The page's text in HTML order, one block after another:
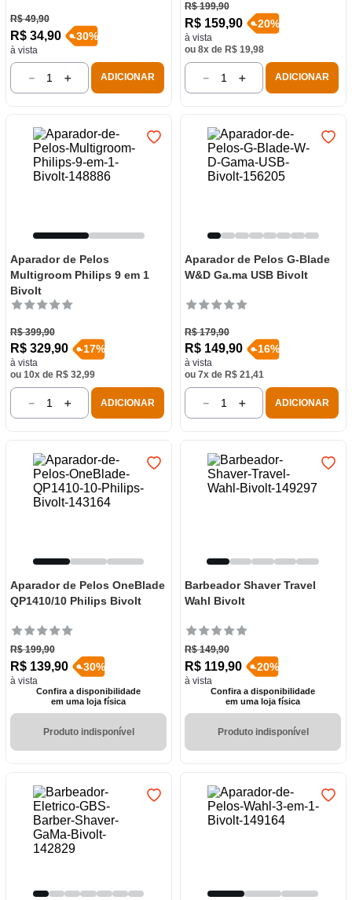
R$ 49,90
R$ 34,90
à vista
-30%
＋
－ ADICIONAR
R$ 199,90
R$ 159,90
à vista
-20%
ou 8x de R$ 19,98
＋
－ ADICIONAR
Aparador de Pelos
Multigroom Philips 9 em 1
Bivolt
R$ 399,90
R$ 329,90
à vista
-17%
ou 10x de R$ 32,99
＋
－ ADICIONAR
Aparador de Pelos G-Blade
W&D Ga.ma USB Bivolt
R$ 179,90
R$ 149,90
à vista
-16%
ou 7x de R$ 21,41
＋
－ ADICIONAR
Aparador de Pelos OneBlade
QP1410/10 Philips Bivolt
R$ 199,90
R$ 139,90
à vista
-30%
Confira a disponibilidade
em uma loja física
Produto indisponível
Barbeador Shaver Travel
Wahl Bivolt
R$ 149,90
R$ 119,90
à vista
-20%
Confira a disponibilidade
em uma loja física
Produto indisponível